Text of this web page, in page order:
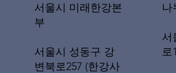
서울시 미래한강본
부
서울시 성동구 강
변북로257 (한강사
나
서
로